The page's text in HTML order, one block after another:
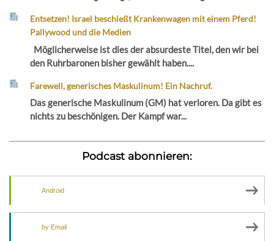
Entsetzen! Israel beschießt Krankenwagen mit einem Pferd!
Pallywood und die Medien
Möglicherweise ist dies der absurdeste Titel, den wir bei
den Ruhrbaronen bisher gewählt haben....
Farewell, generisches Maskulinum! Ein Nachruf.
Das generische Maskulinum (GM) hat verloren. Da gibt es
nichts zu beschönigen. Der Kampf war...
Podcast abonnieren:
Android
by Email